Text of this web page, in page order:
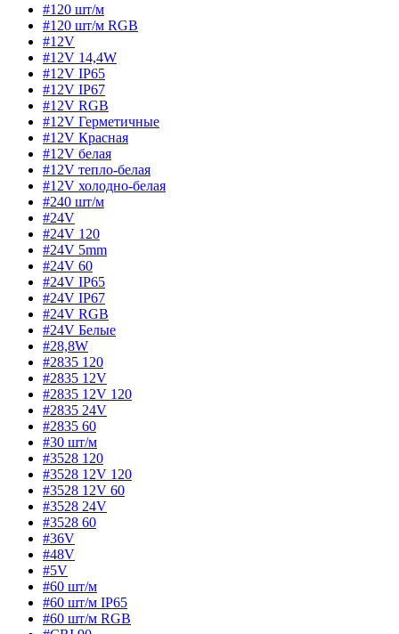
#120 шт/м
#120 шт/м RGB
#12V
#12V 14,4W
#12V IP65
#12V IP67
#12V RGB
#12V Герметичные
#12V Красная
#12V белая
#12V тепло-белая
#12V холодно-белая
#240 шт/м
#24V
#24V 120
#24V 5mm
#24V 60
#24V IP65
#24V IP67
#24V RGB
#24V Белые
#28,8W
#2835 120
#2835 12V
#2835 12V 120
#2835 24V
#2835 60
#30 шт/м
#3528 120
#3528 12V 120
#3528 12V 60
#3528 24V
#3528 60
#36V
#48V
#5V
#60 шт/м
#60 шт/м IP65
#60 шт/м RGB